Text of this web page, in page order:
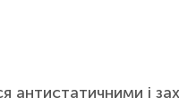
антистатичними і